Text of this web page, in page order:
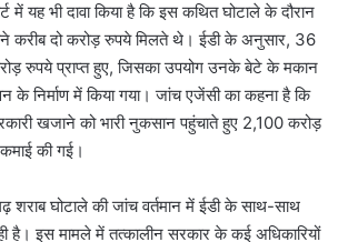
में यह भी दावा किया है कि इस कथित घोटाले के दौरान
करीब दो करोड़ रुपये मिलते थे। ईडी के अनुसार, 36
रुपये प्राप्त हुए, जिसका उपयोग उनके बेटे के मकान
निर्माण में किया गया। जांच एजेंसी का कहना है कि
खजाने को भारी नुकसान पहुंचाते हुए 2,100 करोड़
की गई।
शराब घोटाले की जांच वर्तमान में ईडी के साथ-साथ
है। इस मामले में तत्कालीन सरकार के कई अधिकारियों